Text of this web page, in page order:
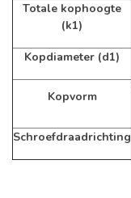
Totale kophoogte
(k1)
Kopdiameter (d1)
Kopvorm
Schroefdraadrichting